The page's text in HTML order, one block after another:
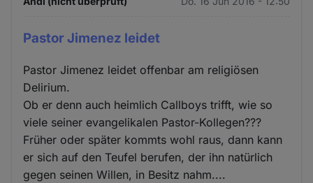
Pastor Jimenez leidet
Pastor Jimenez leidet offenbar am religiösen
Delirium.
Ob er denn auch heimlich Callboys trifft, wie so
viele seiner evangelikalen Pastor-Kollegen???
Früher oder später kommts wohl raus, dann kann
er sich auf den Teufel berufen, der ihn natürlich
gegen seinen Willen, in Besitz nahm....